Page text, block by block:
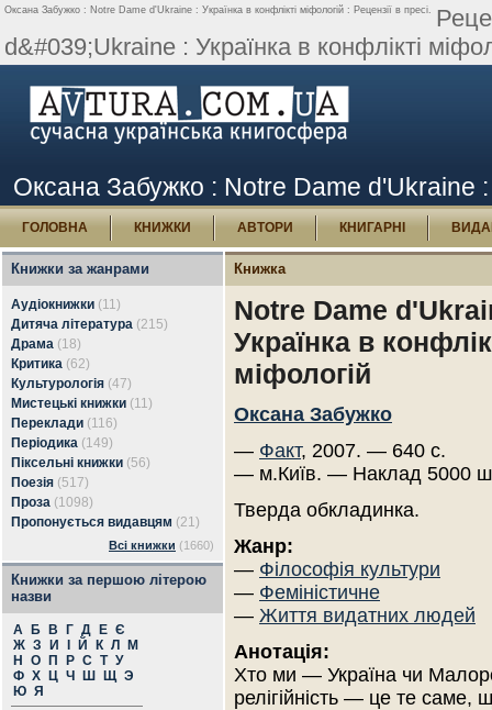
Оксана Забужко : Notre Dame d'Ukraine : Українка в конфлікті міфологій : Рецензії в пресі.
d&#039;Ukraine : Українка в конфлікті
Оксана Забужко : Notre Dame d'Ukraine :
ГОЛОВНА КНИЖКИ АВТОРИ КНИГАРНІ
Книжки за жанрами
Аудіокнижки (11)
Дитяча література (215)
Драма (18)
Критика (62)
Культурологія (47)
Мистецькі книжки (11)
Переклади (116)
Періодика (149)
Піксельні книжки (56)
Поезія (517)
Проза (1098)
Пропонується видавцям (21)
Всі книжки (1660)
Книжки за першою літерою
назви
А Б В Г Д Е Є
Ж З И Й К Л
М
Н
О П Р С Т У
Ф Х Ц Ч Ш Щ Э
Ю Я
Книжка
Notre Dame
Українка в
міфологій
Оксана Забужко
— Факт, 2007. — 640 с.
— м.Київ. — Наклад 5000
Тверда обкладинка.
Жанр:
— Філософія культури
— Феміністичне
— Життя видатних людей
Анотація:
Хто ми — Україна чи
релігійність — це те саме,